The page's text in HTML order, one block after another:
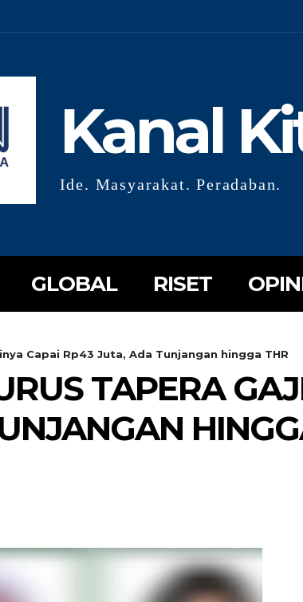
Kanal
Ide. Masyarakat. Peradaban.
GLOBAL RISET
Capai Rp43 Juta, Ada Tunjangan hingga THR
TAPERA